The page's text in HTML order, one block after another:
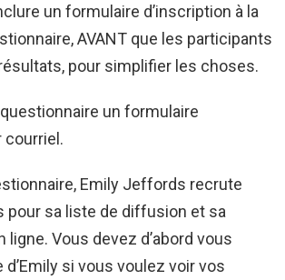
un formulaire d’inscription à la
AVANT que les participants
pour simplifier les choses.
un formulaire
courriel.
Emily Jeffords recrute
pour sa liste de diffusion et sa
ligne. Vous devez d’abord vous
d’Emily si vous voulez voir vos